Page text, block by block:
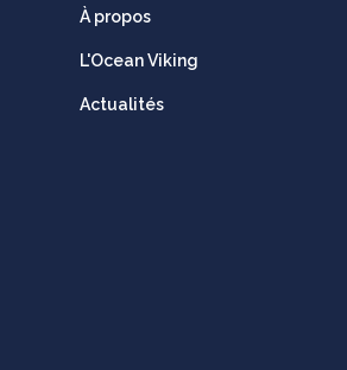
À propos
L'Ocean Viking
Actualités